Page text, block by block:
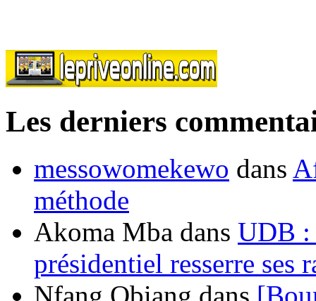
Les derniers
messowomekewo dans
méthode
Akoma Mba dans UDB :
présidentiel resserre ses
Nfang Obiang dans